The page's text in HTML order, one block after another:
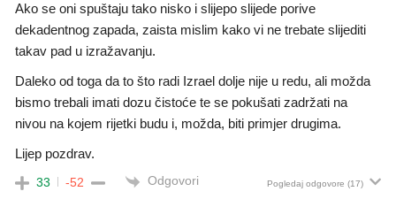
Ako se oni spuštaju tako nisko i slijepo slijede porive
dekadentnog zapada, zaista mislim kako vi ne trebate slijediti
takav pad u izražavanju.
Daleko od toga da to što radi Izrael dolje nije u redu, ali možda
bismo trebali imati dozu čistoće te se pokušati zadržati na
nivou na kojem rijetki budu i, možda, biti primjer drugima.
Lijep pozdrav.
33 -52 Odgovori Pogledaj odgovore (17)